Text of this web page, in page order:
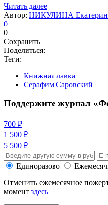
Читать далее
Автор: НИКУЛИНА
0
0
Сохранить
Поделиться:
Теги:
Книжная лавка
Серафим Саровский
Поддержите журнал
700 ₽
1 500 ₽
5 500 ₽
Единоразово
Отменить ежемесячное
момент здесь